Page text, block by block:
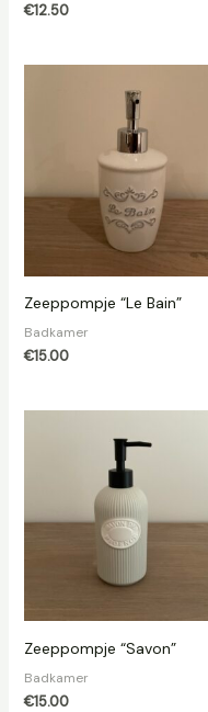
€12.50
Zeeppompje “Le Bain”
Badkamer
€15.00
Zeeppompje “Savon”
Badkamer
€15.00